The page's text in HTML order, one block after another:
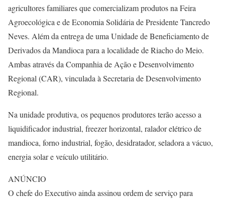
agricultores familiares que comercializam produtos na Feira
Agroecológica e de Economia Solidária de Presidente Tancredo
Neves. Além da entrega de uma Unidade de Beneficiamento de
Derivados da Mandioca para a localidade de Riacho do Meio.
Ambas através da Companhia de Ação e Desenvolvimento
Regional (CAR), vinculada à Secretaria de Desenvolvimento
Regional.
Na unidade produtiva, os pequenos produtores terão acesso a
liquidificador industrial, freezer horizontal, ralador elétrico de
mandioca, forno industrial, fogão, desidratador, seladora a vácuo,
energia solar e veículo utilitário.
ANÚNCIO
O chefe do Executivo ainda assinou ordem de serviço para